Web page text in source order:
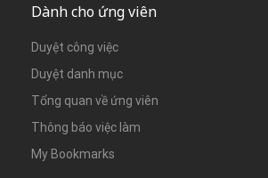
Dành cho ứng viên
Duyệt công việc
Duyệt danh mục
Tổng quan về ứng viên
Thông báo việc làm
My Bookmarks